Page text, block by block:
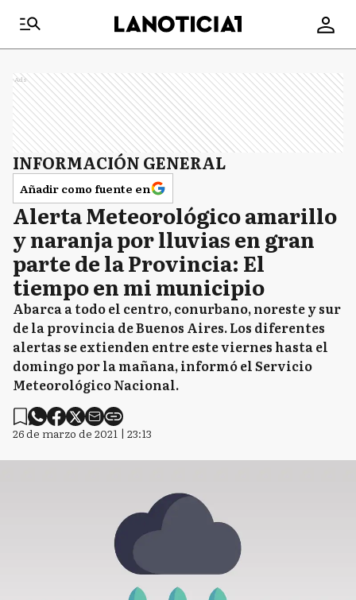
Ads
INFORMACIÓN GENERAL
Añadir como fuente en
Alerta Meteorológico amarillo
y naranja por lluvias en gran
parte de la Provincia: El
tiempo en mi municipio
Abarca a todo el centro, conurbano, noreste y sur
de la provincia de Buenos Aires. Los diferentes
alertas se extienden entre este viernes hasta el
domingo por la mañana, informó el Servicio
Meteorológico Nacional.
26 de marzo de 2021 | 23:13